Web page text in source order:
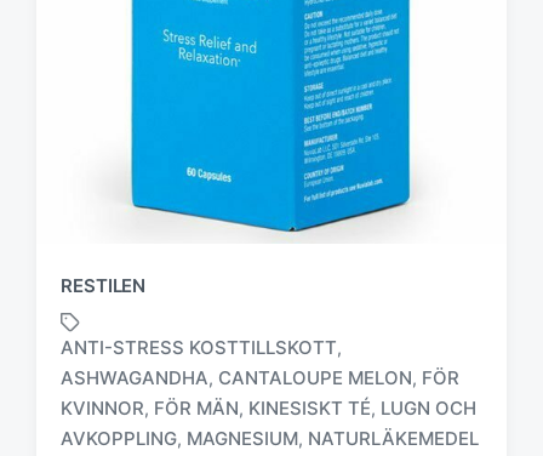
RESTILEN
ANTI-STRESS KOSTTILLSKOTT,
ASHWAGANDHA, CANTALOUPE MELON, FÖR
KVINNOR, FÖR MÄN, KINESISKT TÉ, LUGN OCH
AVKOPPLING, MAGNESIUM, NATURLÄKEMEDEL